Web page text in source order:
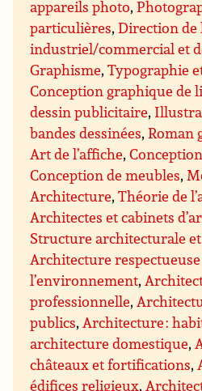
appareils photo,
particulières,Direction de
industriel/commercial et
Graphisme,Typographie
Conception graphique de
dessin publicitaire,
bandes dessinées,Roman
Art de l’affiche,
Conception de meubles,
Architecture,Théorie de
Architectes et cabinets
Structure architecturale
Architecture respectueuse
l’environnement,
professionnelle,
publics,Architecture :
architecture domestique,
châteaux et fortifications,
édifices religieux,